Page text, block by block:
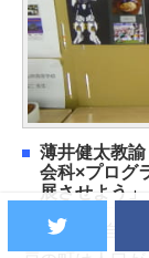
薄井健太教
会科×プログ
展させよう」
小6社会で自